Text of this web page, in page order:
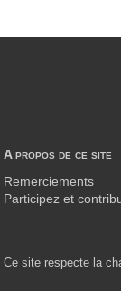
A propos de ce site
Remerciements
Participez et
Ce site respecte la